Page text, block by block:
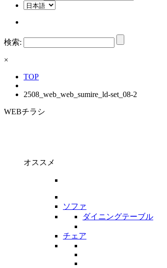
検索:
×
TOP
2508_web_web_sumire_ld-set_08-2
WEBチラシ
オススメ
ソファ
ダイニングテーブル
チェア